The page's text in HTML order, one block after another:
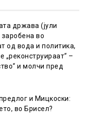
држава (јули
во
од вода и политика,
„реконструираат“ –
и молчи пред
и Мицкоски:
во Брисел?